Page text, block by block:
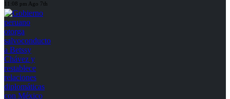
11:08 pm Ago 7th